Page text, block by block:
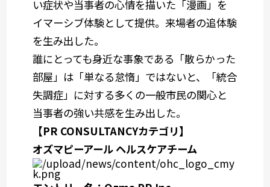
い症状や当事者の心情を描いた「漫画」を
イマーシブ体験として提供。来場者の追体験
を生み出した。
誰にとっても身近な事象である「散らかった
部屋」は「単なる怠惰」ではないと、「統合
失調症」に対する多くの一般市民の関心と
当事者の強い共感を生み出した。
【PR CONSULTANCYカテゴリ】
オズマピーアール ヘルスケアチーム